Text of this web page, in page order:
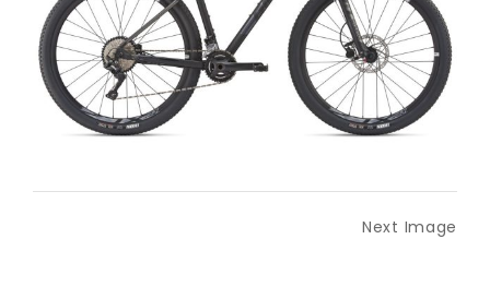
Next Image